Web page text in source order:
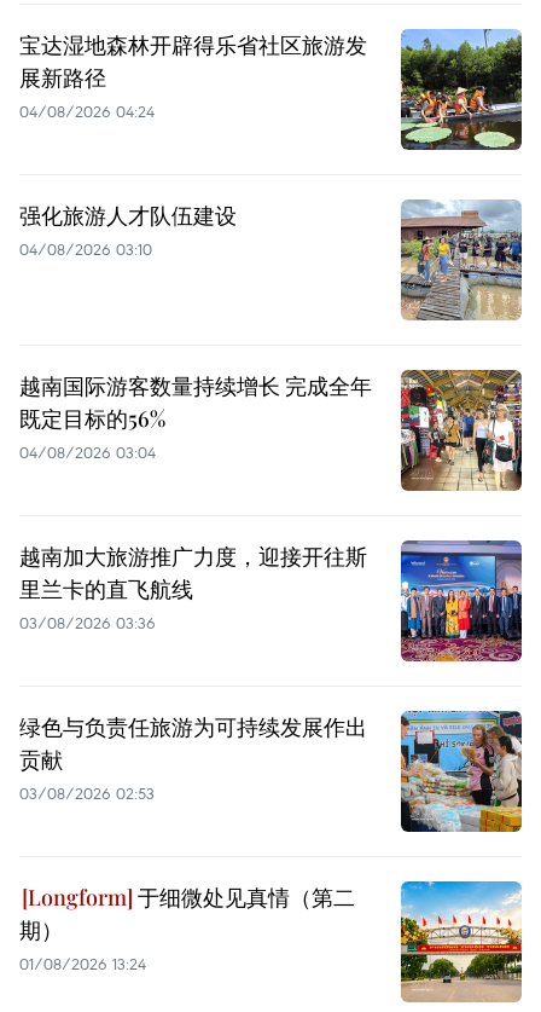
宝达湿地森林开辟得乐省社区旅游发
展新路径
04/08/2026 04:24
强化旅游人才队伍建设
04/08/2026 03:10
越南国际游客数量持续增长 完成全年
既定目标的56%
04/08/2026 03:04
越南加大旅游推广力度，迎接开往斯
里兰卡的直飞航线
03/08/2026 03:36
绿色与负责任旅游为可持续发展作出
贡献
03/08/2026 02:53
于细微处见真情（第二
期）
01/08/2026 13:24